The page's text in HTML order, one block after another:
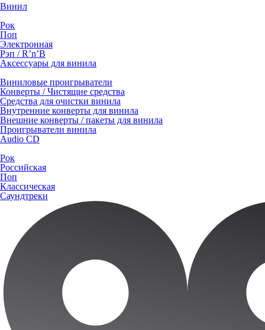
Винил
Рок
Поп
Электронная
Рэп / R’n’B
Аксессуары для винила
Виниловые проигрыватели
Конверты / Чистящие средства
Средства для очистки винила
Внутренние конверты для винила
Внешние конверты / пакеты для винила
Проигрыватели винила
Audio CD
Рок
Российская
Поп
Классическая
Саундтреки